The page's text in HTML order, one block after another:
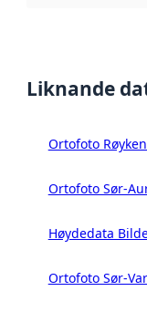
Liknande
Ortofoto
Ortofoto Sør-
Høydedata
Ortofoto Sør-